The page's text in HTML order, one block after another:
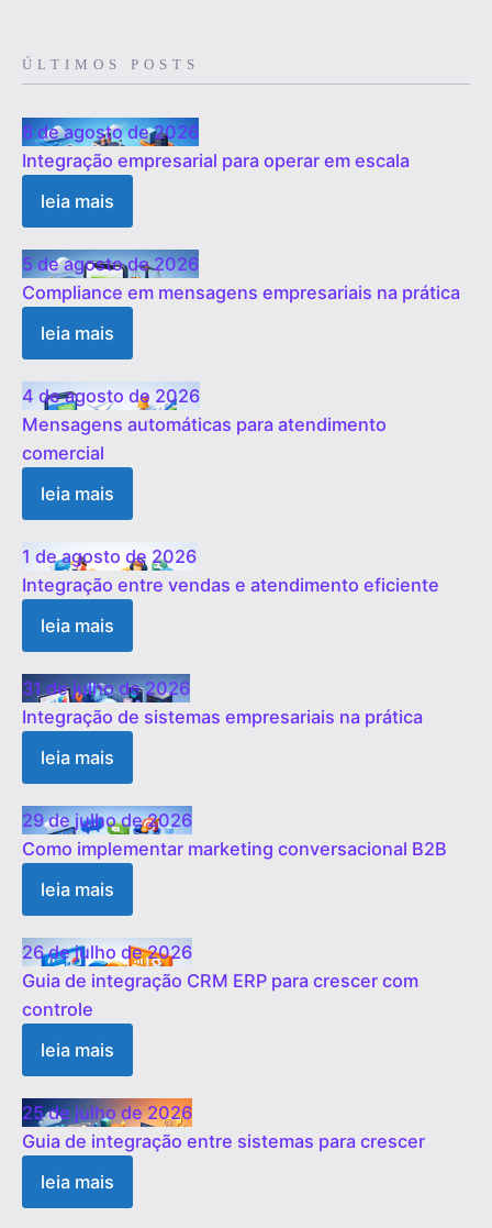
ÚLTIMOS POSTS
8 de agosto de 2026
Integração empresarial para operar em escala
leia mais
5 de agosto de 2026
Compliance em mensagens empresariais na prática
leia mais
4 de agosto de 2026
Mensagens automáticas para atendimento
comercial
leia mais
1 de agosto de 2026
Integração entre vendas e atendimento eficiente
leia mais
31 de julho de 2026
Integração de sistemas empresariais na prática
leia mais
29 de julho de 2026
Como implementar marketing conversacional B2B
leia mais
26 de julho de 2026
Guia de integração CRM ERP para crescer com
controle
leia mais
25 de julho de 2026
Guia de integração entre sistemas para crescer
leia mais